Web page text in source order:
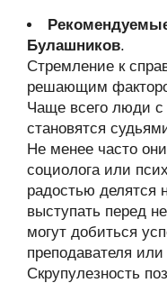
Булашников.
Стремление к
решающим
Чаще всего люди
становятся
Не менее часто
социолога или
радостью делятся
выступать перед
могут добиться
преподавателя или
Скрупулезность